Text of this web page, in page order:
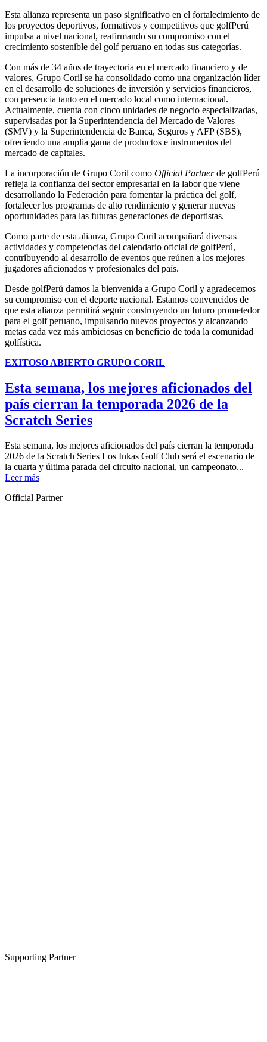
Esta alianza representa un paso significativo en el fortalecimiento de
los proyectos deportivos, formativos y competitivos que golfPerú
impulsa a nivel nacional, reafirmando su compromiso con el
crecimiento sostenible del golf peruano en todas sus categorías.
Con más de 34 años de trayectoria en el mercado financiero y de
valores, Grupo Coril se ha consolidado como una organización líder
en el desarrollo de soluciones de inversión y servicios financieros,
con presencia tanto en el mercado local como internacional.
Actualmente, cuenta con cinco unidades de negocio especializadas,
supervisadas por la Superintendencia del Mercado de Valores
(SMV) y la Superintendencia de Banca, Seguros y AFP (SBS),
ofreciendo una amplia gama de productos e instrumentos del
mercado de capitales.
La incorporación de Grupo Coril como Official Partnerde golfPerú
refleja la confianza del sector empresarial en la labor que viene
desarrollando la Federación para fomentar la práctica del golf,
fortalecer los programas de alto rendimiento y generar nuevas
oportunidades para las futuras generaciones de deportistas.
Como parte de esta alianza, Grupo Coril acompañará diversas
actividades y competencias del calendario oficial de golfPerú,
contribuyendo al desarrollo de eventos que reúnen a los mejores
jugadores aficionados y profesionales del país.
Desde golfPerú damos la bienvenida a Grupo Coril y agradecemos
su compromiso con el deporte nacional. Estamos convencidos de
que esta alianza permitirá seguir construyendo un futuro prometedor
para el golf peruano, impulsando nuevos proyectos y alcanzando
metas cada vez más ambiciosas en beneficio de toda la comunidad
golfística.
EXITOSO ABIERTO GRUPO CORIL
Esta semana, los mejores aficionados del
país cierran la temporada 2026 de la
Scratch Series
Esta semana, los mejores aficionados del país cierran la temporada
2026 de la Scratch Series Los Inkas Golf Club será el escenario de
la cuarta y última parada del circuito nacional, un campeonato...
Leer más
Official Partner
Supporting Partner